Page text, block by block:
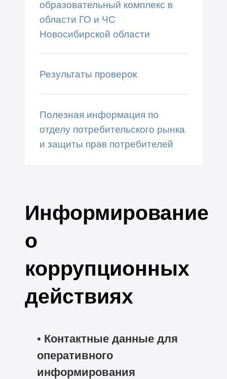
образовательный комплекс в
области ГО и ЧС
Новосибирской области
Результаты проверок
Полезная информация по
отделу потребительского рынка
и защиты прав потребителей
Информирование
о
коррупционных
действиях
• Контактные данные для
оперативного
информирования